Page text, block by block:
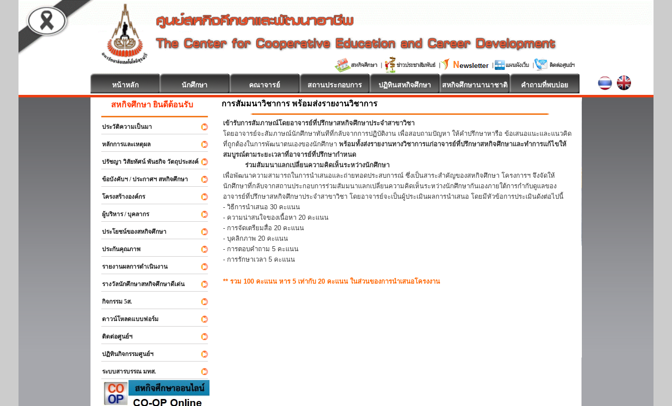
หน้าหลัก นักศึกษา คณาจารย์ สถานประกอบการ ปฏิทินสหกิจศึกษา สหกิจศึกษานานาชาติ คำถามที่พบบ่อย
สหกิจศึกษา ยินดีต้อนรับ
ประวัติความเป็นมา
หลักการและเหตุผล
ปรัชญา วิสัยทัศน์ พันธกิจ วัตถุประสงค์
ข้อบังคับฯ / ประกาศฯ สหกิจศึกษา
โครงสร้างองค์กร
ผู้บริหาร / บุคลากร
ประโยชน์ของสหกิจศึกษา
ประกันคุณภาพ
รายงานผลการดำเนินงาน
รางวัลนักศึกษาสหกิจศึกษาดีเด่น
กิจกรรม 5ส.
ดาวน์โหลดแบบฟอร์ม
ติดต่อศูนย์ฯ
ปฏิทินกิจกรรมศูนย์ฯ
ระบบสารบรรณ มทส.
การสัมมนาวิชาการ พร้อมส่งรายงานวิชาการ
เข้ารับการสัมภาษณ์โดยอาจารย์ที่ปรึกษาสหกิจศึกษาประจำสาขาวิชา
โดยอาจารย์จะสัมภาษณ์นักศึกษาทันทีที่กลับจากการปฏิบัติงาน เพื่อสอบถามปัญหา ให้คำปรึกษาหารือ ข้อเสนอแนะและแนวคิด
ที่ถูกต้องในการพัฒนาตนเองของนักศึกษา พร้อมทั้งส่งรายงานทางวิชาการแก่อาจารย์ที่ปรึกษาสหกิจศึกษาและทำการแก้ไขให้
สมบูรณ์ตามระยะเวลาที่อาจารย์ที่ปรึกษากำหนด
ร่วมสัมมนาแลกเปลี่ยนความคิดเห็นระหว่างนักศึกษา
เพื่อพัฒนาความสามารถในการนำเสนอและถ่ายทอดประสบการณ์ ซึ่งเป็นสาระสำคัญของสหกิจศึกษา โครงการฯ จึงจัดให้
นักศึกษาที่กลับจากสถานประกอบการร่วมสัมมนาแลกเปลี่ยนความคิดเห็นระหว่างนักศึกษากันเองภายใต้การกำกับดูแลของ
อาจารย์ที่ปรึกษาสหกิจศึกษาประจำสาขาวิชา โดยอาจารย์จะเป็นผู้ประเมินผลการนำเสนอ โดยมีหัวข้อการประเมินดังต่อไปนี้
- วิธีการนำเสนอ 30 คะแนน
- ความน่าสนใจของเนื้อหา 20 คะแนน
- การจัดเตรียมสื่อ 20 คะแนน
- บุคลิกภาพ 20 คะแนน
- การตอบคำถาม 5 คะแนน
- การรักษาเวลา 5 คะแนน
** รวม 100 คะแนน หาร 5 เท่ากับ 20 คะแนน ในส่วนของการนำเสนอโครงงาน